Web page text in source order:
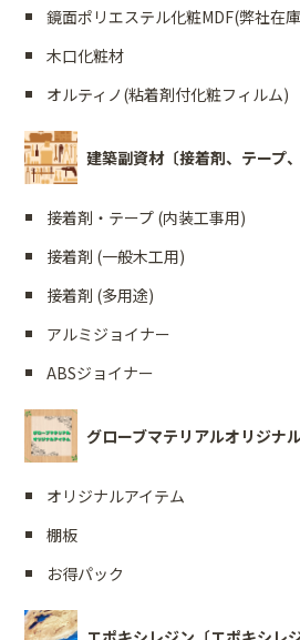
鏡面ポリエステル化粧MDF(弊社在
木口化粧材
オルティノ(粘着剤付化粧フィルム)
建築副資材〔接着剤、テープ
接着剤・テープ (内装工事用)
接着剤 (一般木工用)
接着剤 (多用途)
アルミジョイナー
ABSジョイナー
グローブマテリアルオリジナ
オリジナルアイテム
棚板
お得パック